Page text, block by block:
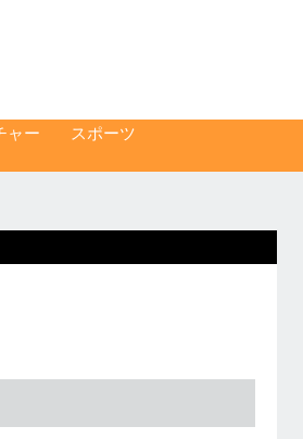
ャー
スポーツ